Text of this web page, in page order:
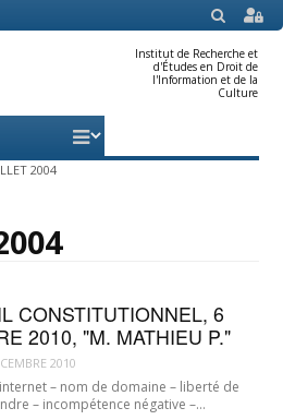
SEARCH
Institut de Recherche et
d'Études en Droit de
l'Information et de la
Culture
2004
CONSTITUTIONNEL, 6
2010, "M. MATHIEU P."
2010
– nom de domaine – liberté de
– incompétence négative –…